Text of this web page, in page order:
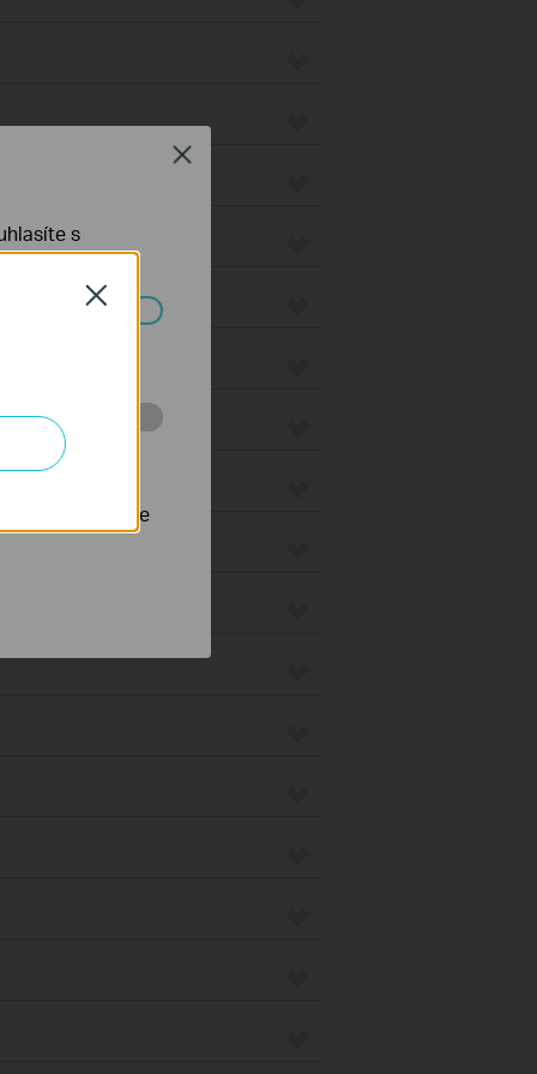
Close
s
za
nastavit, aby se
Close